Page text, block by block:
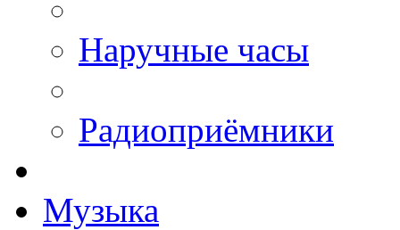
Наручные часы
Радиоприёмники
Музыка